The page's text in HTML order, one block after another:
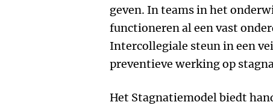
geven. In teams in het
functioneren al een vast
Intercollegiale steun in een
preventieve werking op
Het Stagnatiemodel biedt